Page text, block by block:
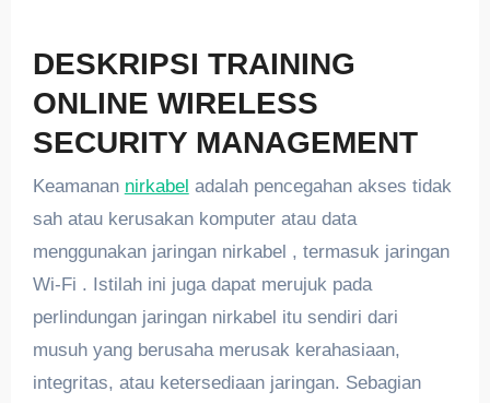
DESKRIPSI TRAINING
ONLINE WIRELESS
SECURITY MANAGEMENT
Keamanan nirkabel adalah pencegahan akses tidak
sah atau kerusakan komputer atau data
menggunakan jaringan nirkabel , termasuk jaringan
Wi-Fi . Istilah ini juga dapat merujuk pada
perlindungan jaringan nirkabel itu sendiri dari
musuh yang berusaha merusak kerahasiaan,
integritas, atau ketersediaan jaringan. Sebagian